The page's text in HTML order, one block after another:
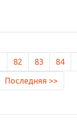
82 83 84
Последняя >>